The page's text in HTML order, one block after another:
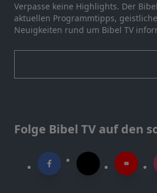
Verpasse keine Highlights. Der
aktuellen Programmtipps,
Neuigkeiten rund um Bibel TV
Folge Bibel TV auf den